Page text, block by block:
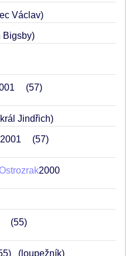
Václav)
Bigsby)
57
Jindřich)
2001
57
2000
55
(loupežník)